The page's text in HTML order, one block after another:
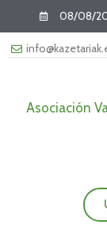
08/08/
Asociación